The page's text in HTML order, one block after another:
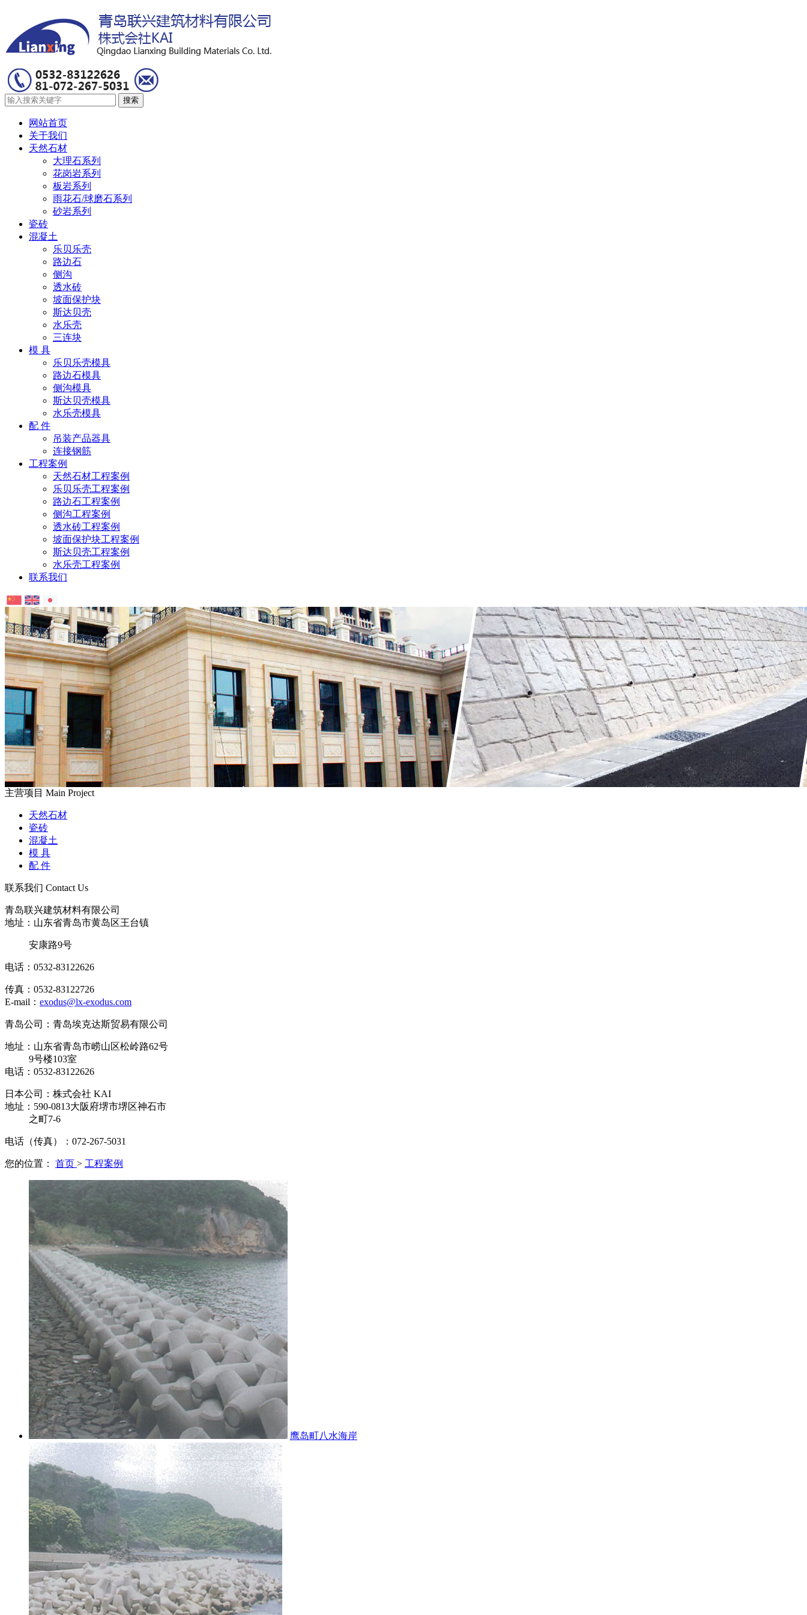
网站首页
关于我们
天然石材
大理石系列
花岗岩系列
板岩系列
雨花石/球磨石系列
砂岩系列
瓷砖
混凝土
乐贝乐壳
路边石
侧沟
透水砖
坡面保护块
斯达贝壳
水乐壳
三连块
模 具
乐贝乐壳模具
路边石模具
侧沟模具
斯达贝壳模具
水乐壳模具
配 件
吊装产品器具
连接钢筋
工程案例
天然石材工程案例
乐贝乐壳工程案例
路边石工程案例
侧沟工程案例
透水砖工程案例
坡面保护块工程案例
斯达贝壳工程案例
水乐壳工程案例
联系我们
主营项目 Main Project
天然石材
瓷砖
混凝土
模 具
配 件
联系我们 Contact Us
青岛联兴建筑材料有限公司
地址：山东省青岛市黄岛区王台镇
安康路9号
电话：0532-83122626
传真：0532-83122726
E-mail： exodus@lx-exodus.com
青岛公司：青岛埃克达斯贸易有限公司
地址：山东省青岛市崂山区松岭路62号
9号楼103室
电话：0532-83122626
日本公司： 株式会社 KAI
地址：590-0813大阪府堺市堺区神石市
之町7-6
电话（传真）：072-267-5031
您的位置： 首页 > 工程案例
鹰岛町八水海岸